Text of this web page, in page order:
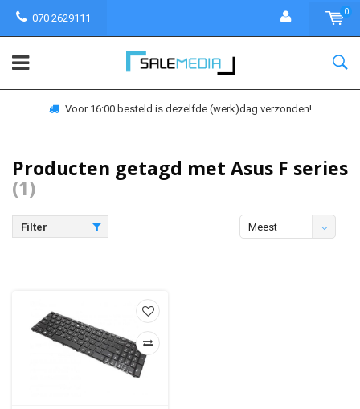
070 2629111
0
Voor 16:00 besteld is dezelfde (werk)dag verzonden!
Producten getagd met Asus F series
(1)
Filter
Meest